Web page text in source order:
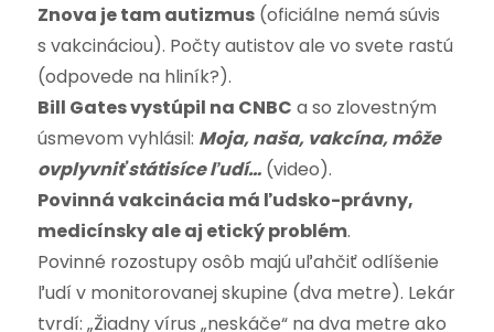
Znova je tam autizmus(oficiálne nemá súvis
s vakcináciou). Počty autistov ale vo svete rastú
(odpovede na hliník?).
Bill Gates vystúpil na CNBC a so zlovestným
úsmevom vyhlásil: Moja, naša, vakcína, môže
ovplyvniť státisíce ľudí…(video).
Povinná vakcinácia má ľudsko-právny,
medicínsky ale aj etický problém.
Povinné rozostupy osôb majú uľahčiť odlíšenie
ľudí v monitorovanej skupine (dva metre). Lekár
tvrdí: „Žiadny vírus „neskáče“ na dva metre ako